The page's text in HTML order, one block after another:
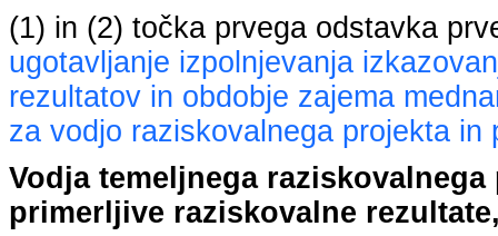
(1) in (2) točka prvega odstavka
ugotavljanje izpolnjevanja
rezultatov in obdobje zajema
za vodjo raziskovalnega projekta in
Vodja temeljnega
primerljive raziskovalne